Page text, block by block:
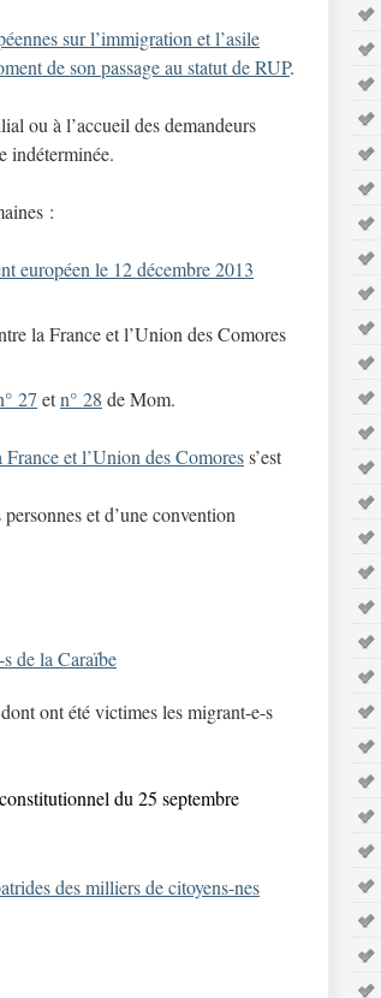
sur l’immigration et l’asile
de son passage au statut de RUP.
ou à l’accueil des demandeurs
indéterminée.
:
européen le 12 décembre 2013
la France et l’Union des Comores
27 etn° 28 de Mom.
et l’Union des Comoress’est
et d’une convention
de la Caraïbe
ont été victimes les migrant-e-s
du 25 septembre
des milliers de citoyens-nes